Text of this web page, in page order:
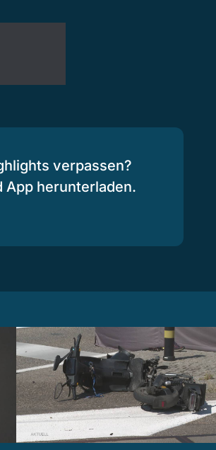
verpassen?
App herunterladen.